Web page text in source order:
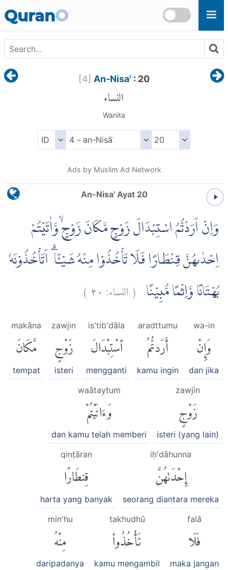
QuranO
[4] An-Nisa' : 20
النساء
Wanita
Ads by Muslim Ad Network
An-Nisa' Ayat 20
وَاِنْ اَرَدْتُّمُ اسْتِبْدَالَ زَوْجٍ مَّكَانَ زَوْجٍۙ وَّاٰتَيْتُمْ
اِحْدٰىهُنَّ قِنْطَارًا فَلَا تَأْخُذُوْا مِنْهُ شَيْـًٔا ۗ اَتَأْخُذُوْنَهٗ
بُهْتَانًا وَّاِثْمًا مُّبِيْنًا (النساء: ٢٠)
wa-in
وَإِنْ
dan jika
aradttumu
أَرَدتُّمُ
kamu ingin
is'tib'dāla
ٱسْتِبْدَالَ
mengganti
zawjin
زَوْجٍ
isteri
makāna
مَّكَانَ
tempat
zawjin
زَوْجٍ
isteri (yang lain)
waātaytum
وَءَاتَيْتُمْ
dan kamu telah memberi
iḥ'dāhunna
إِحْدَىٰهُنَّ
seorang diantara mereka
qinṭāran
قِنطَارًا
harta yang banyak
falā
فَلَا
maka jangan
takhudhū
تَأْخُذُوا۟
kamu mengambil
min'hu
مِنْهُ
daripadanya